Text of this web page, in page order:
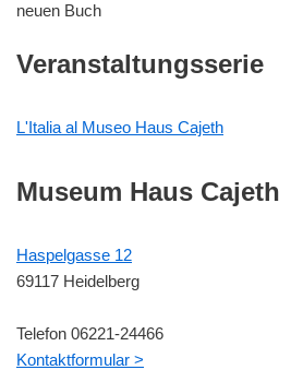
neuen Buch
Veranstaltungsserie
L'Italia al Museo Haus Cajeth
Museum Haus Cajeth
Haspelgasse 12
69117 Heidelberg
Telefon 06221-24466
Kontaktformular >